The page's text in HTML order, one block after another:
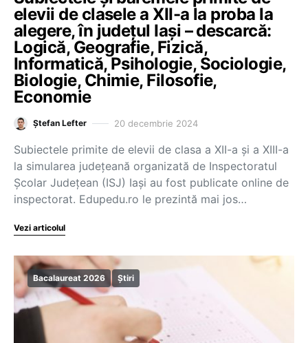
elevii de clasele a XII-a la proba la
alegere, în județul Iași – descarcă:
Logică, Geografie, Fizică,
Informatică, Psihologie, Sociologie,
Biologie, Chimie, Filosofie,
Economie
Ștefan Lefter 20 decembrie 2024
Subiectele primite de elevii de clasa a XII-a și a XIII-a
la simularea județeană organizată de Inspectoratul
Școlar Județean (ISJ) Iași au fost publicate online de
inspectorat. Edupedu.ro le prezintă mai jos…
Vezi articolul
Bacalaureat 2026 Știri